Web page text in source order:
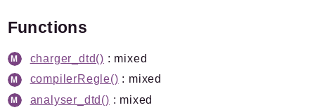
Chiffrer
Compilateur
Cron
Documents
Functions
charger_dtd() : mixed
compilerRegle() : mixed
analyser_dtd() : mixed